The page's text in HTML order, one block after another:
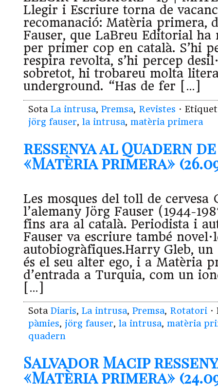
Llegir i Escriure torna de
recomanació: Matèria primera,
Fauser, que LaBreu Editorial
per primer cop en català. S’hi
respira revolta, s’hi percep
sobretot, hi trobareu molta
underground. “Has de fer […]
Sota La intrusa, Premsa, Revistes ·
jörg fauser, la intrusa, matèria primera
ressenya al Quadern de
«Matèria primera»
Les mosques del toll de cervesa
l’alemany Jörg Fauser (1944-
fins ara al català. Periodista i
Fauser va escriure també
autobiogràfiques.Harry Gleb, un
és el seu alter ego, i a Matèria
d’entrada a Turquia, com un
[…]
Sota Diaris, La intrusa, Premsa, Rotatori
pàmies, jörg fauser, la intrusa, matèria
quadern
Salvador Macip
«Matèria primera»